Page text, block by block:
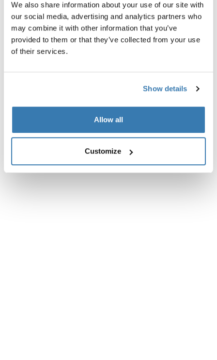
We also share information about your use of our site with
our social media, advertising and analytics partners who
may combine it with other information that you’ve
provided to them or that they’ve collected from your use
of their services.
Show details
Allow all
Customize
Toggle features
Todas las características
Toggle techspec
Especificaciones técnicas
Toggle guides and instructions
Instrucciones